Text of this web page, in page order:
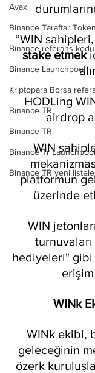
Avax
Binance Taraftar Token
Binance referans kodu
Binance Launchpool
Kriptopara Borsa
Binance TR
Binance TR
Binance Tr Launchpool
Binance TR yeni
“WIN sahipleri,
stake etmek
HODLing
airdrop
WIN
platformun
üzerinde
WIN
hediyeleri"
WINk
WINk ekibi,
geleceğinin
özerk